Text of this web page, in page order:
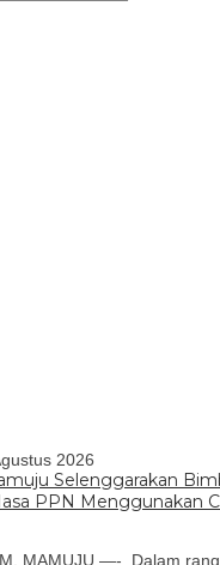
2026
Selenggarakan
PPN Menggunakan
MAMUJU —- Dalam